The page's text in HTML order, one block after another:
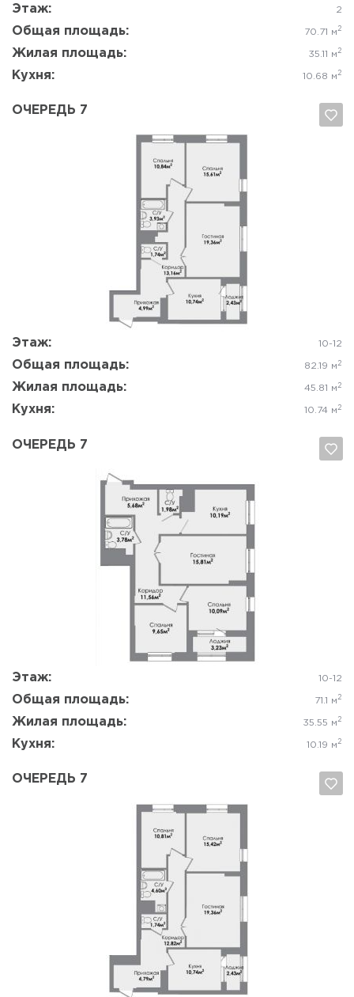
Этаж: 2
Общая площадь: 70.71 м 2
Жилая площадь: 35.11 м 2
Кухня: 10.68 м 2
ОЧЕРЕДЬ 7
Этаж: 10-12
Общая площадь: 82.19 м 2
Жилая площадь: 45.81 м 2
Кухня: 10.74 м 2
Да, удалить
ОЧЕРЕДЬ 7
Этаж: 10-12
Общая площадь: 71.1 м 2
Жилая площадь: 35.55 м 2
Кухня: 10.19 м 2
Да, удалить Отмена
ОЧЕРЕДЬ 7
Да, удалить Отмена